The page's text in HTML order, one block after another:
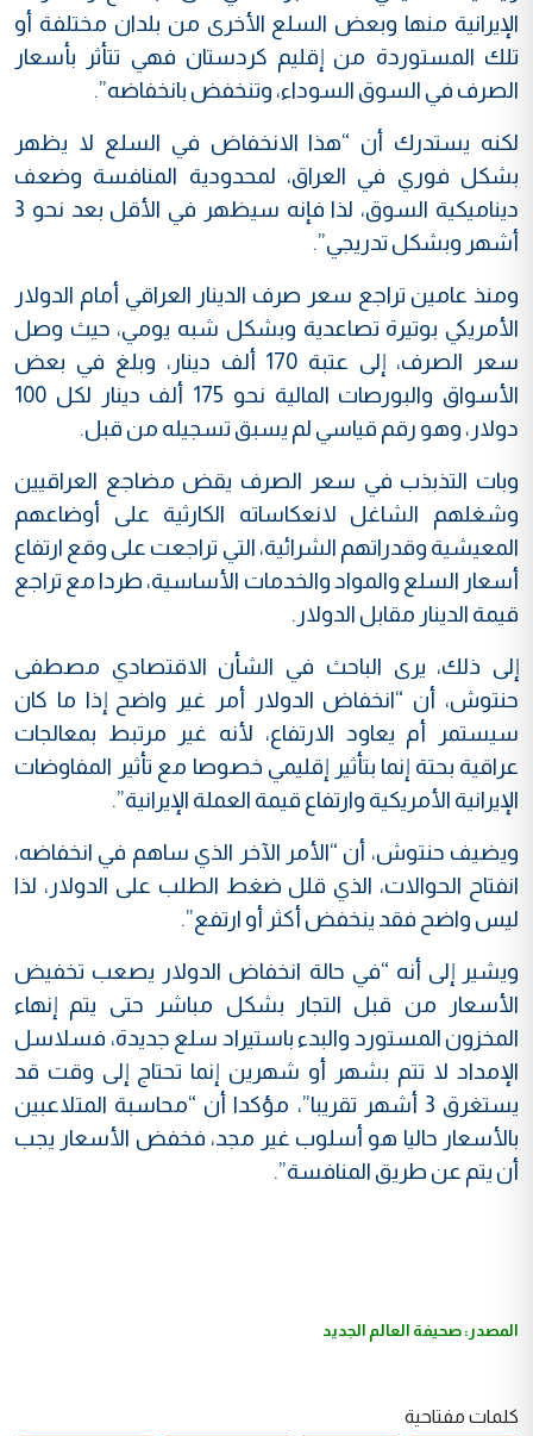
الإيرانية منها وبعض السلع الأخرى من بلدان مختلفة أو
تلك المستوردة من إقليم كردستان فهي تتأثر بأسعار
الصرف في السوق السوداء، وتنخفض بانخفاضه”.
لكنه يستدرك أن “هذا الانخفاض في السلع لا يظهر
بشكل فوري في العراق، لمحدودية المنافسة وضعف
ديناميكية السوق، لذا فإنه سيظهر في الأقل بعد نحو 3
أشهر وبشكل تدريجي”.
ومنذ عامين تراجع سعر صرف الدينار العراقي أمام الدولار
الأمريكي بوتيرة تصاعدية وبشكل شبه يومي، حيث وصل
سعر الصرف، إلى عتبة 170 ألف دينار، وبلغ في بعض
الأسواق والبورصات المالية نحو 175 ألف دينار لكل 100
دولار، وهو رقم قياسي لم يسبق تسجيله من قبل.
وبات التذبذب في سعر الصرف يقض مضاجع العراقيين
وشغلهم الشاغل لانعكاساته الكارثية على أوضاعهم
المعيشية وقدراتهم الشرائية، التي تراجعت على وقع ارتفاع
أسعار السلع والمواد والخدمات الأساسية، طردا مع تراجع
قيمة الدينار مقابل الدولار.
إلى ذلك، يرى الباحث في الشأن الاقتصادي مصطفى
حنتوش، أن “انخفاض الدولار أمر غير واضح إذا ما كان
سيستمر أم يعاود الارتفاع، لأنه غير مرتبط بمعالجات
عراقية بحتة إنما بتأثير إقليمي خصوصا مع تأثير المفاوضات
الإيرانية الأمريكية وارتفاع قيمة العملة الإيرانية”.
ويضيف حنتوش، أن “الأمر الآخر الذي ساهم في انخفاضه،
انفتاح الحوالات، الذي قلل ضغط الطلب على الدولار، لذا
ليس واضح فقد ينخفض أكثر أو ارتفع”.
ويشير إلى أنه “في حالة انخفاض الدولار يصعب تخفيض
الأسعار من قبل التجار بشكل مباشر حتى يتم إنهاء
المخزون المستورد والبدء باستيراد سلع جديدة، فسلاسل
الإمداد لا تتم بشهر أو شهرين إنما تحتاج إلى وقت قد
يستغرق 3 أشهر تقريبا”، مؤكدا أن “محاسبة المتلاعبين
بالأسعار حاليا هو أسلوب غير مجد، فخفض الأسعار يجب
أن يتم عن طريق المنافسة”.
المصدر: صحيفة العالم الجديد
كلمات مفتاحية